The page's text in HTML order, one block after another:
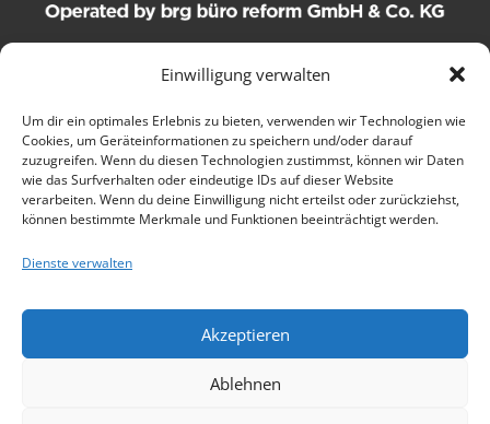
Einwilligung verwalten
Um dir ein optimales Erlebnis zu bieten, verwenden wir Technologien wie
Cookies, um Geräteinformationen zu speichern und/oder darauf
zuzugreifen. Wenn du diesen Technologien zustimmst, können wir Daten
wie das Surfverhalten oder eindeutige IDs auf dieser Website
verarbeiten. Wenn du deine Einwilligung nicht erteilst oder zurückziehst,
können bestimmte Merkmale und Funktionen beeinträchtigt werden.
Dienste verwalten
Akzeptieren
Ablehnen
© 2021 brg büro reform GmbH & Co. KG. Alle Rechte
vorbehalten.
Kontakt
Wartungsbedingungen